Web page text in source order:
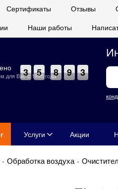
Сертификаты Отзывы
Наши работы
для Вас с 1995 года
3 5 8 9 3
Услуги Акции
Обработка воздуха